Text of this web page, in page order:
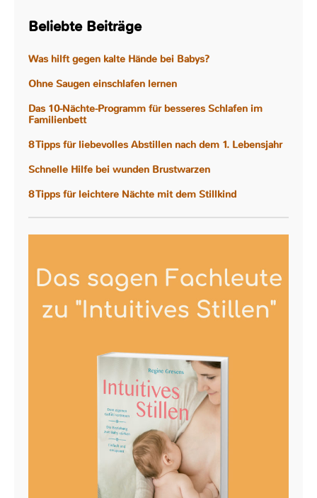
Beliebte Beiträge
Was hilft gegen kalte Hände bei Babys?
Ohne Saugen einschlafen lernen
Das 10-Nächte-Programm für besseres Schlafen im
Familienbett
8 Tipps für liebevolles Abstillen nach dem 1. Lebensjahr
Schnelle Hilfe bei wunden Brustwarzen
8 Tipps für leichtere Nächte mit dem Stillkind